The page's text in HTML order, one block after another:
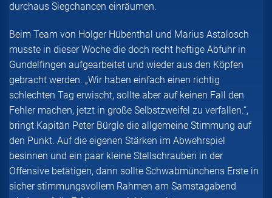
durchaus Siegchancen einräumen.
Beim Team von Holger Hübenthal und Marius Astalosch
musste in dieser Woche die doch recht heftige Abfuhr in
Gundelfingen aufgearbeitet und wieder aus den Köpfen
gebracht werden. „Wir haben einfach einen richtig
schlechten Tag erwischt, sollte aber auf keinen Fall den
Fehler machen, jetzt in große Selbstzweifel zu verfallen.“,
bringt Kapitän Peter Bürgle die allgemeine Stimmung auf
den Punkt. Auf die eigenen Stärken im Abwehrspiel
besinnen und ein paar kleine Stellschrauben in der
Offensive betätigen, dann sollte Schwabmünchens Erste in
sicher stimmungsvollem Rahmen am Samstagabend